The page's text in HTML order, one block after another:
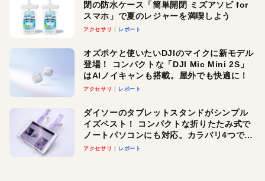
閉の防水ケース「簡単開閉 ミズアソビ for
スマホ」で夏のレジャーを満喫しよう
アクセサリ レポート
オズポケと使いたいDJIのマイクに新モデル
登場！ コンパクトな「DJI Mic Mini 2S」
はAIノイキャンも搭載。屋外でも快適に！
アクセサリ レポート
ダイソーのタブレットスタンドがシンプル
イズベスト！ コンパクトな折りたたみ式で
ノートパソコンにも対応。カラバリ4つで選
べる楽しさも
アクセサリ レポート